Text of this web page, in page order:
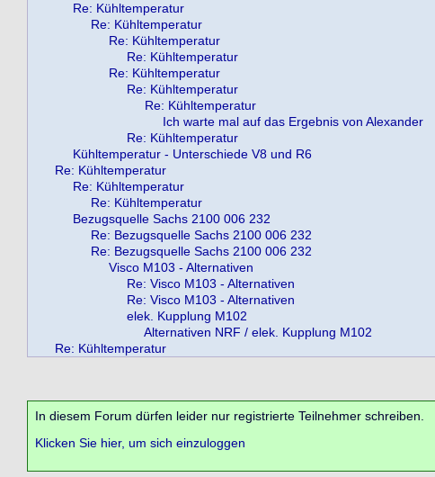
Re: Kühltemperatur
Re: Kühltemperatur
Re: Kühltemperatur
Re: Kühltemperatur
Re: Kühltemperatur
Re: Kühltemperatur
Re: Kühltemperatur
Ich warte mal auf das Ergebnis von Alexander
Re: Kühltemperatur
Kühltemperatur - Unterschiede V8 und R6
Re: Kühltemperatur
Re: Kühltemperatur
Re: Kühltemperatur
Bezugsquelle Sachs 2100 006 232
Re: Bezugsquelle Sachs 2100 006 232
Re: Bezugsquelle Sachs 2100 006 232
Visco M103 - Alternativen
Re: Visco M103 - Alternativen
Re: Visco M103 - Alternativen
elek. Kupplung M102
Alternativen NRF / elek. Kupplung M102
Re: Kühltemperatur
In diesem Forum dürfen leider nur registrierte Teilnehmer schreiben.
Klicken Sie hier, um sich einzuloggen